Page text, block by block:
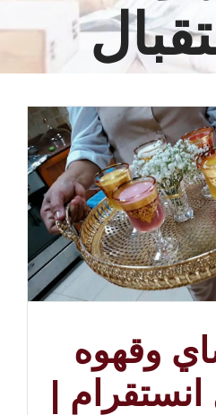
وقهوه
انستقرام |